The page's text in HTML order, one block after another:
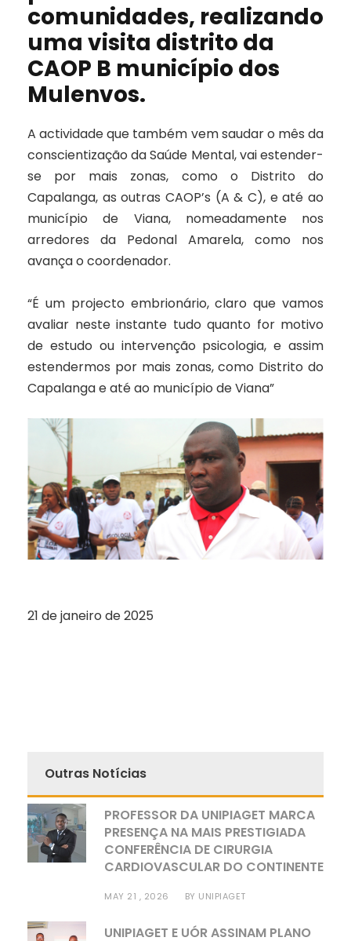
comunidades, realizando
uma visita distrito da
CAOP B município dos
Mulenvos.
A actividade que também vem saudar o mês da
conscientização da Saúde Mental, vai estender-
se por mais zonas, como o Distrito do
Capalanga, as outras CAOP’s (A & C), e até ao
município de Viana, nomeadamente nos
arredores da Pedonal Amarela, como nos
avança o coordenador.
“É um projecto embrionário, claro que vamos
avaliar neste instante tudo quanto for motivo
de estudo ou intervenção psicologia, e assim
estendermos por mais zonas, como Distrito do
Capalanga e até ao município de Viana”
21 de janeiro de 2025
Outras Notícias
PROFESSOR DA UNIPIAGET MARCA
PRESENÇA NA MAIS PRESTIGIADA
CONFERÊNCIA DE CIRURGIA
CARDIOVASCULAR DO CONTINENTE
MAY 21 , 2026 BY UNIPIAGET
UNIPIAGET E UÓR ASSINAM PLANO